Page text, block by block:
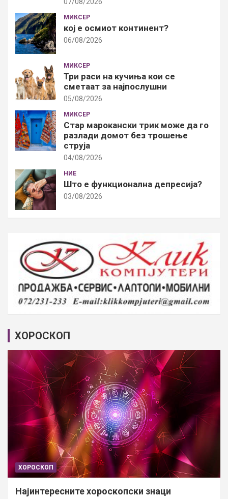
МИКСЕР
кој е осмиот континент?
06/08/2026
МИКСЕР
Три раси на кучиња кои се
сметаат за најпослушни
05/08/2026
МИКСЕР
Стар марокански трик може да го
разлади домот без трошење
струја
04/08/2026
НИЕ
Што е функционална депресија?
03/08/2026
ХОРОСКОП
ХОРОСКОП
Најинтересните хороскопски знаци